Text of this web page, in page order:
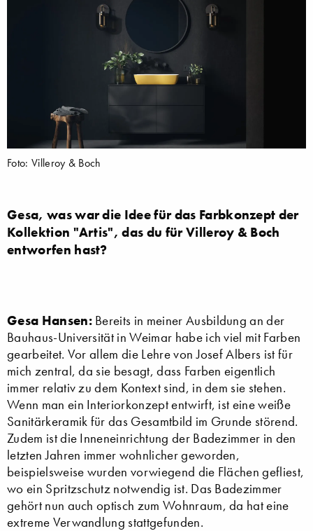
Foto: Villeroy & Boch
Gesa, was war die Idee für das Farbkonzept der
Kollektion "Artis", das du für Villeroy & Boch
entworfen hast?
Gesa Hansen:Bereits in meiner Ausbildung an der
Bauhaus-Universität in Weimar habe ich viel mit Farben
gearbeitet. Vor allem die Lehre von Josef Albers ist für
mich zentral, da sie besagt, dass Farben eigentlich
immer relativ zu dem Kontext sind, in dem sie stehen.
Wenn man ein Interiorkonzept entwirft, ist eine weiße
Sanitärkeramik für das Gesamtbild im Grunde störend.
Zudem ist die Inneneinrichtung der Badezimmer in den
letzten Jahren immer wohnlicher geworden,
beispielsweise wurden vorwiegend die Flächen gefliest,
wo ein Spritzschutz notwendig ist. Das Badezimmer
gehört nun auch optisch zum Wohnraum, da hat eine
extreme Verwandlung stattgefunden.